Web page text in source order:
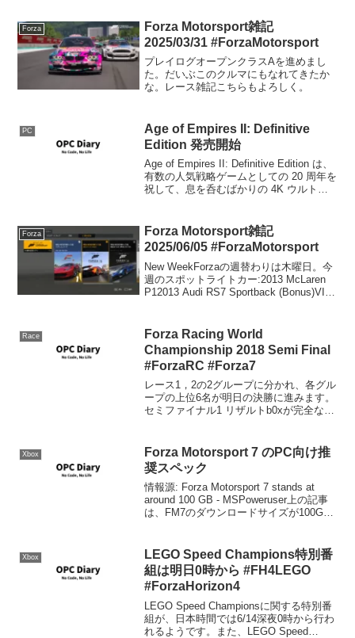
Forza
Forza Motorsport雑記
2025/03/31 #ForzaMotorsport
プレイログオープンクラスAを進めまし
た。だいぶこのクルマにもなれてきたか
な。レース雑記こちらもよろしく。
PC
Age of Empires II: Definitive
Edition 発売開始
Age of Empires II: Definitive Edition は、
有数の人気戦略ゲームとしての 20 周年を
祝して、息を呑むばかりの 4K ウルトラ
く...
Forza
Forza Motorsport雑記
2025/06/05 #ForzaMotorsport
New WeekForzaの週替わりは木曜日。今
週のスポットライトカー:2013 McLaren
P12013 Audi RS7 Sportback (Bonus)VIP
Race
Forza Racing World
Championship 2018 Semi Final
#ForzaRC #Forza7
レース1，2の2グループに分かれ、各グル
ープの上位6名が明日の決勝に進みます。
セミファイナル1 リザルトb0xが完全なレ
We...
Xbox
Forza Motorsport 7 のPC向け推
奨スペック
情報源: Forza Motorsport 7 stands at
around 100 GB - MSPoweruser上の記事
は、FM7のダウンロードサイズが100GB
Xbox
LEGO Speed Champions特別番
組は明日0時から #FH4LEGO
#ForzaHorizon4
LEGO Speed Championsに関する特別番
組が、日本時間では6/14深夜0時から行わ
れるようです。また、LEGO Speed